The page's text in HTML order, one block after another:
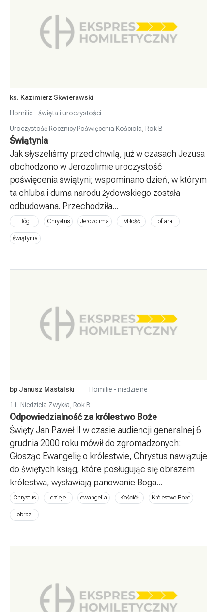
ks. Kazimierz Skwierawski
Homilie - święta i uroczystości
Uroczystość Rocznicy Poświęcenia Kościoła
Rok B
Świątynia
Jak słyszeliśmy przed chwilą, już w czasach Jezusa
obchodzono w Jerozolimie uroczystość
poświęcenia świątyni; wspominano dzień, w którym
ta chluba i duma narodu żydowskiego została
odbudowana. Przechodziła...
Bóg Chrystus Jerozolima Miłość ofiara
świątynia
bp Janusz Mastalski
Homilie - niedzielne
11. Niedziela Zwykła, Rok B
Odpowiedzialność za królestwo Boże
Święty Jan Paweł II w czasie audiencji generalnej 6
grudnia 2000 roku mówił do zgromadzonych:
Głosząc Ewangelię o królestwie, Chrystus nawiązuje
do świętych ksiąg, które posługując się obrazem
królestwa, wysławiają panowanie Boga...
Chrystus dzieje ewangelia Kościół Królestwo Boże
obraz